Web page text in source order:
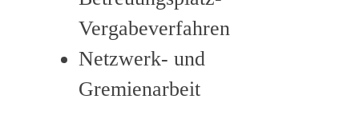
Vergabeverfahren
Netzwerk- und
Gremienarbeit